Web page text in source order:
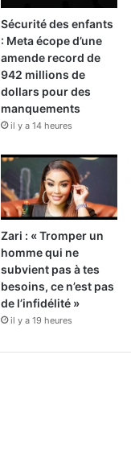
Sécurité des enfants
: Meta écope d’une
amende record de
942 millions de
dollars pour des
manquements
il y a 14 heures
Zari : « Tromper un
homme qui ne
subvient pas à tes
besoins, ce n’est pas
de l’infidélité »
il y a 19 heures